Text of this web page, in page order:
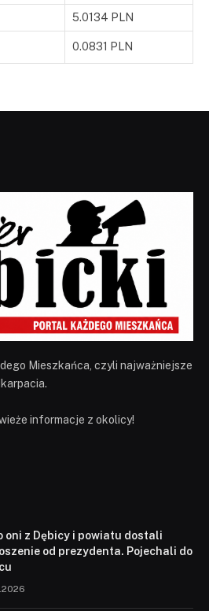
5.0134 PLN
0.0831 PLN
Mieszkańca, czyli najważniejsze
informacje z okolicy!
oni z Dębicy i powiatu dostali
od prezydenta. Pojechali do